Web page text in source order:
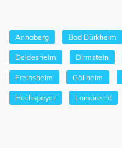
Annaberg Bad Dürkheim
Deidesheim Dirmstein
Freinsheim Göllheim
Hochspeyer Lambrecht